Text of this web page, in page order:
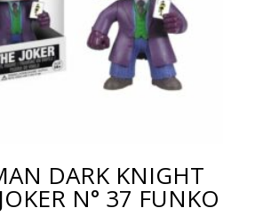
DARK KNIGHT
N° 37 FUNKO